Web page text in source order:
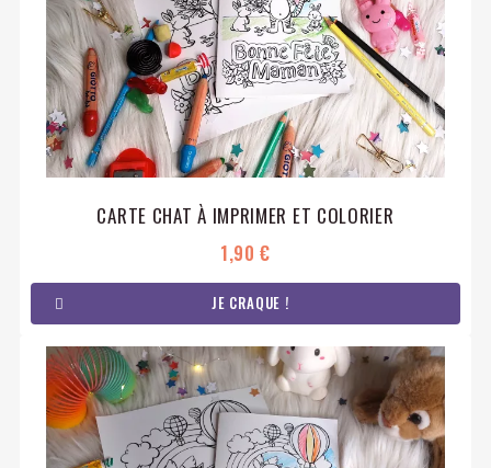
CARTE CHAT À IMPRIMER ET COLORIER
1,90 €
JE CRAQUE !